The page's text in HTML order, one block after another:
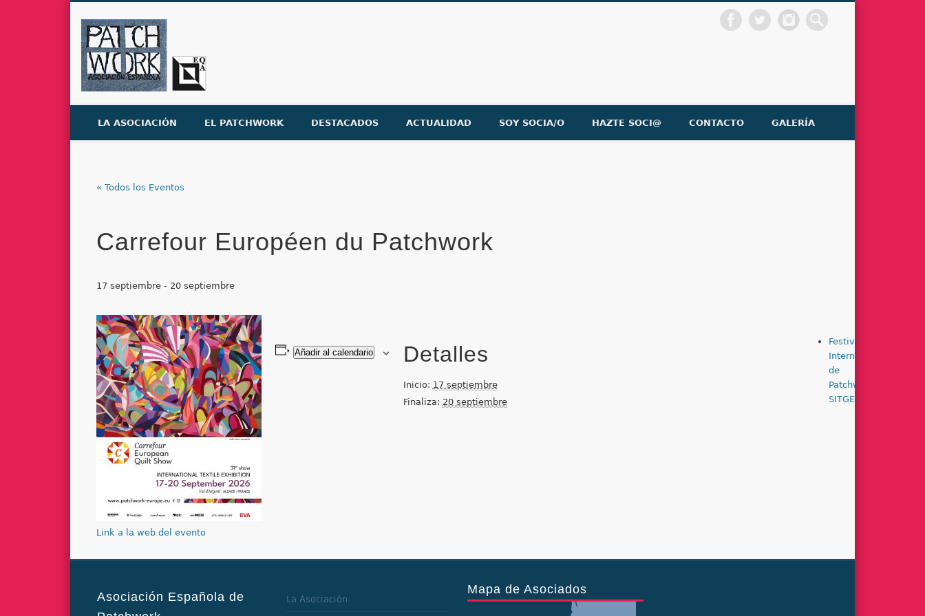
LA ASOCIACIÓN EL PATCHWORK DESTACADOS ACTUALIDAD SOY SOCIA/O HAZTE SOCI@ CONTACTO GALERÍA
« Todos los Eventos
Carrefour Européen du Patchwork
17 septiembre - 20 septiembre
Link a la web del evento
Añadir al calendario Detalles
Inicio: 17 septiembre
Finaliza: 20 septiembre
Festival
Internacional
de
Patchwork
SITGES 2026
Asociación Española de
La Asociación
Mapa de Asociados